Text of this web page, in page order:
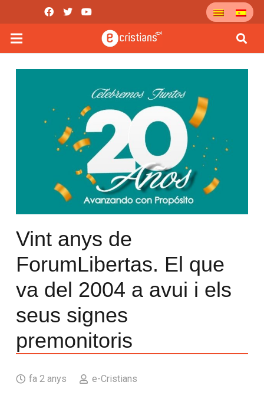
Vint anys de
ForumLibertas. El que
va del 2004 a avui i els
seus signes
premonitoris
fa 2 anys e-Cristians